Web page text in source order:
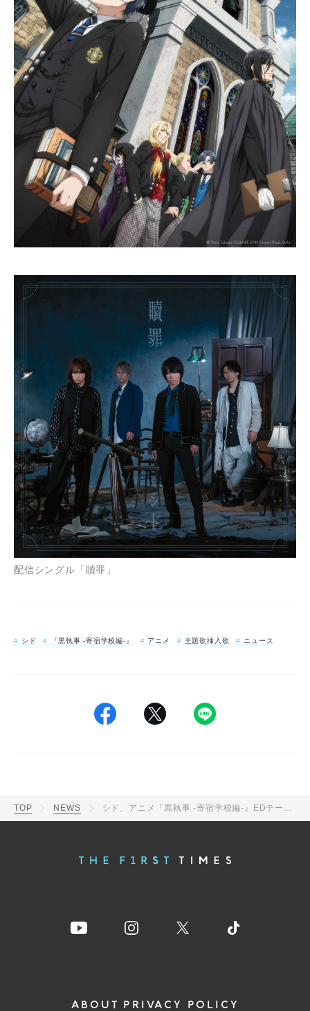
配信シングル「贖罪」
シド 『黒執事 -寄宿学校編-』 アニメ 主題歌挿入歌 ニュース
TOP NEWS シド、アニメ『黒執事 -寄宿学校編-』EDテーマを書き下ろし！最新アーティスト写真も公開
ABOUT PRIVACY POLICY